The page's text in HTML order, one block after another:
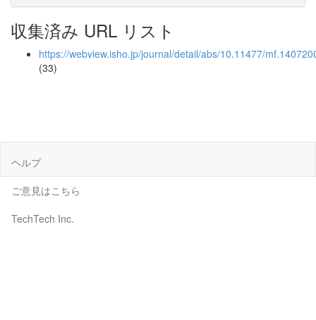
収集済み URL リスト
https://webview.isho.jp/journal/detail/abs/10.11477/
(33)
ヘルプ
ご意見はこちら
TechTech Inc.